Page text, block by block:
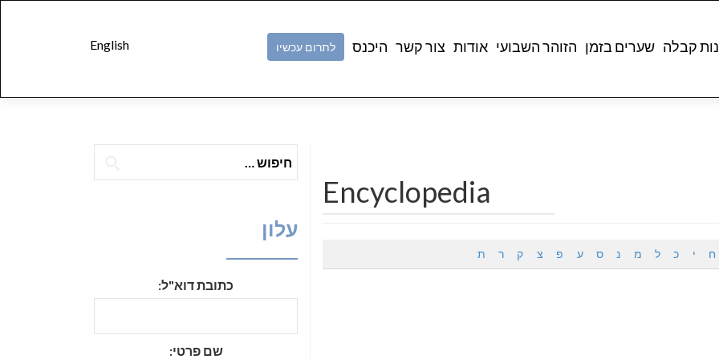
English קבלה שערים בזמן הזוהר השבועי אודות צור קשר היכנס לתרום עכשיו
Encyclopedia
ח י כ ל מ נ ס ע פ צ ק ר ת
עלון
כתובת דוא"ל:
שם פרטי: